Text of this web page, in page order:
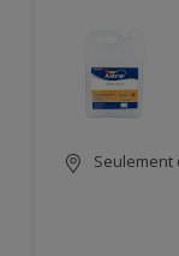
Seulement